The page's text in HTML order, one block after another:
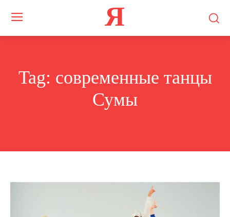
Я
Tag: современные танцы
Сумы